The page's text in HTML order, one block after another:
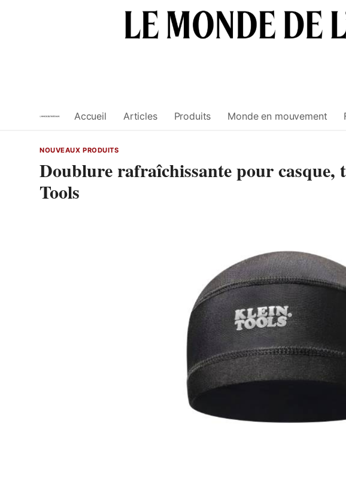
Accueil Articles Produits Monde en mouvement
NOUVEAUX PRODUITS
Doublure rafraîchissante pour casque,
Tools